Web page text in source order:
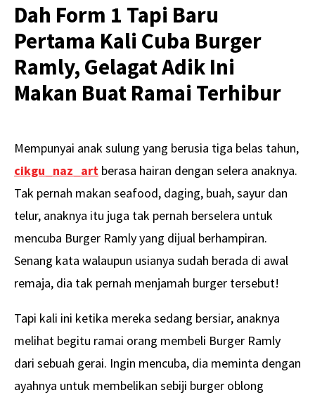
Dah Form 1 Tapi Baru
Pertama Kali Cuba Burger
Ramly, Gelagat Adik Ini
Makan Buat Ramai Terhibur
Mempunyai anak sulung yang berusia tiga belas tahun,
cikgu_naz_art berasa hairan dengan selera anaknya.
Tak pernah makan seafood, daging, buah, sayur dan
telur, anaknya itu juga tak pernah berselera untuk
mencuba Burger Ramly yang dijual berhampiran.
Senang kata walaupun usianya sudah berada di awal
remaja, dia tak pernah menjamah burger tersebut!
Tapi kali ini ketika mereka sedang bersiar, anaknya
melihat begitu ramai orang membeli Burger Ramly
dari sebuah gerai. Ingin mencuba, dia meminta dengan
ayahnya untuk membelikan sebiji burger oblong